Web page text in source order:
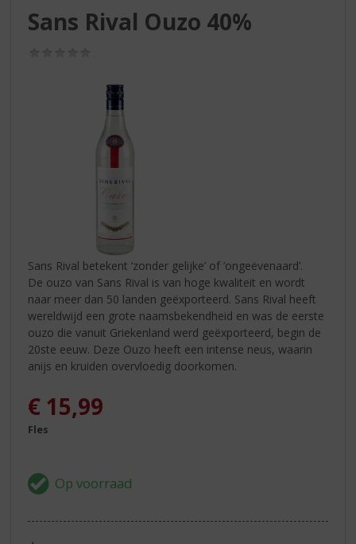
Sans Rival Ouzo 40%
Sans Rival betekent ‘zonder gelijke’ of ‘ongeëvenaard’.
De ouzo van Sans Rival is van hoge kwaliteit en wordt
naar meer dan 50 landen geëxporteerd. Sans Rival heeft
wereldwijd een grote naamsbekendheid en was de eerste
ouzo die vanuit Griekenland werd geëxporteerd, begin de
20ste eeuw. Deze Ouzo heeft een intense neus, waarin
anijs en kruiden overvloedig doorkomen.
€ 15,99
Fles